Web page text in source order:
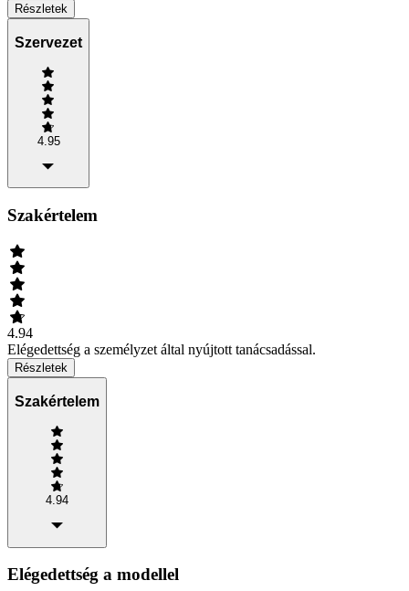
Részletek
Szervezet
4.95
Szakértelem
4.94
Elégedettség a személyzet által nyújtott tanácsadással.
Részletek
Szakértelem
4.94
Elégedettség a modellel